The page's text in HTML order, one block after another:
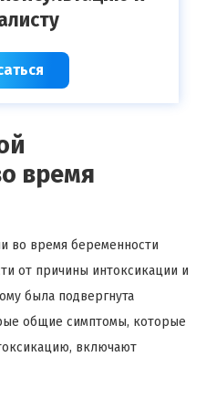
время
во время беременности
от причины интоксикации и
была подвергнута
общие симптомы, которые
включают